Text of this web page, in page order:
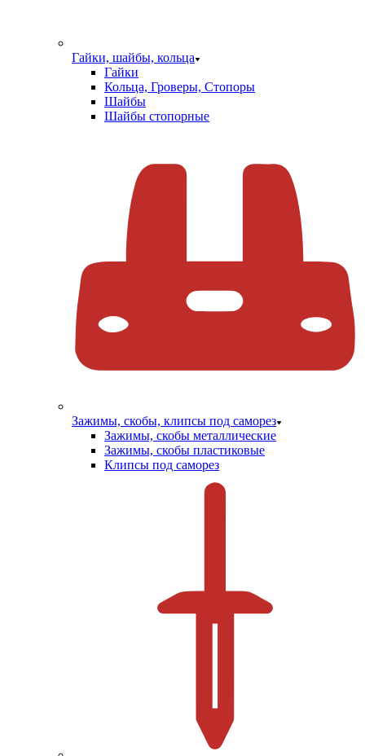
Гайки, шайбы, кольца
Гайки
Кольца, Гроверы, Стопоры
Шайбы
Шайбы стопорные
Зажимы, скобы, клипсы под саморез
Зажимы, скобы металлические
Зажимы, скобы пластиковые
Клипсы под саморез